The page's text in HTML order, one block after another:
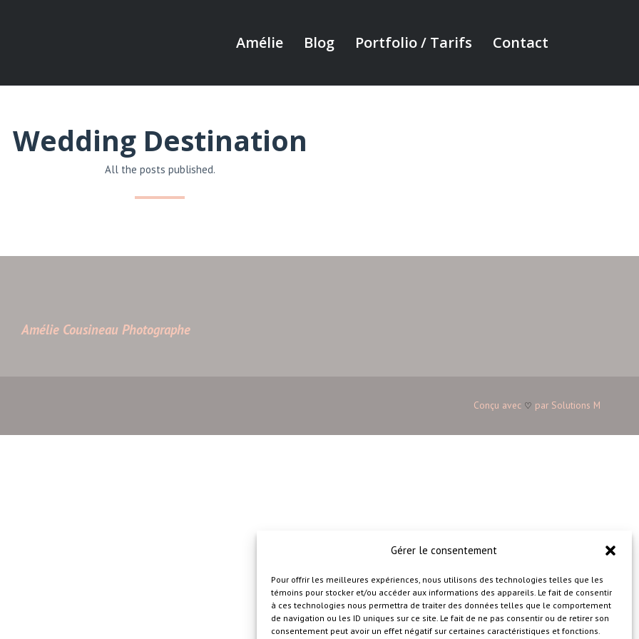
Gérer le consentement
Pour offrir les meilleures expériences, nous utilisons des technologies telles que les
témoins pour stocker et/ou accéder aux informations des appareils. Le fait de consentir
à ces technologies nous permettra de traiter des données telles que le comportement
de navigation ou les ID uniques sur ce site. Le fait de ne pas consentir ou de retirer son
consentement peut avoir un effet négatif sur certaines caractéristiques et fonctions.
Amélie Blog Portfolio / Tarifs Contact
Wedding Destination
All the posts published.
Amélie Cousineau Photographe
Conçu avec ♡ par Solutions M